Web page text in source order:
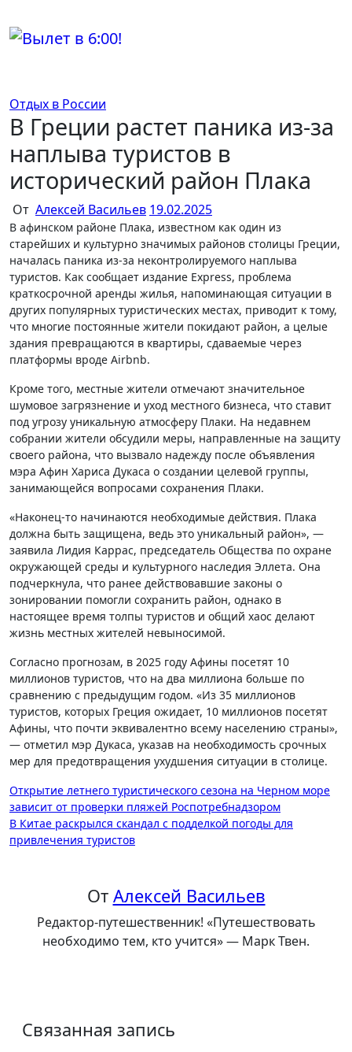
содержимому
Отдых в России
В Греции растет паника из-за
наплыва туристов в
исторический район Плака
От Алексей Васильев 19.02.2025
В афинском районе Плака, известном как один из
старейших и культурно значимых районов столицы Греции,
началась паника из-за неконтролируемого наплыва
туристов. Как сообщает издание Express, проблема
краткосрочной аренды жилья, напоминающая ситуации в
других популярных туристических местах, приводит к тому,
что многие постоянные жители покидают район, а целые
здания превращаются в квартиры, сдаваемые через
платформы вроде Airbnb.
Кроме того, местные жители отмечают значительное
шумовое загрязнение и уход местного бизнеса, что ставит
под угрозу уникальную атмосферу Плаки. На недавнем
собрании жители обсудили меры, направленные на защиту
своего района, что вызвало надежду после объявления
мэра Афин Хариса Дукаса о создании целевой группы,
занимающейся вопросами сохранения Плаки.
«Наконец-то начинаются необходимые действия. Плака
должна быть защищена, ведь это уникальный район», —
заявила Лидия Каррас, председатель Общества по охране
окружающей среды и культурного наследия Эллета. Она
подчеркнула, что ранее действовавшие законы о
зонировании помогли сохранить район, однако в
настоящее время толпы туристов и общий хаос делают
жизнь местных жителей невыносимой.
Согласно прогнозам, в 2025 году Афины посетят 10
миллионов туристов, что на два миллиона больше по
сравнению с предыдущим годом. «Из 35 миллионов
туристов, которых Греция ожидает, 10 миллионов посетят
Афины, что почти эквивалентно всему населению страны»,
— отметил мэр Дукаса, указав на необходимость срочных
мер для предотвращения ухудшения ситуации в столице.
Навигация
по
записям
Открытие летнего туристического сезона на Черном море
зависит от проверки пляжей Роспотребнадзором
В Китае раскрылся скандал с подделкой погоды для
привлечения туристов
От Алексей Васильев
Редактор-путешественник! «Путешествовать
необходимо тем, кто учится» — Марк Твен.
Связанная запись